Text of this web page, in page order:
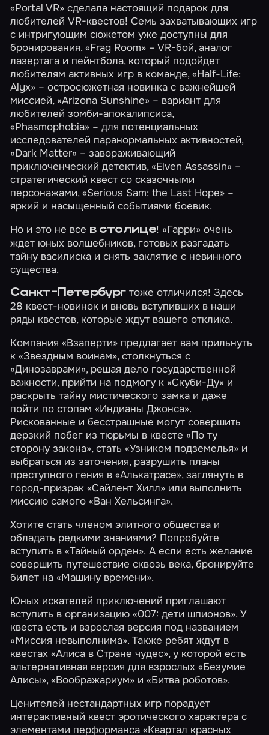
«Portal VR» сделала настоящий подарок для
любителей VR-квестов! Семь захватывающих игр
с интригующим сюжетом уже доступны для
бронирования.«Frag Room» – VR-бой, аналог
лазертага и пейнтбола, который подойдет
любителям активных игр в команде,«Half-Life:
Alyx» – остросюжетная новинка с важнейшей
миссией,«Arizona Sunshine» – вариант для
любителей зомби-апокалипсиса,
«Phasmophobia» – для потенциальных
исследователей паранормальных активностей,
«Dark Matter» – завораживающий
приключенческий детектив,«Elven Assassin» –
стратегический квест со сказочными
персонажами,«Serious Sam: the Last Hope» –
яркий и насыщенный событиями боевик.
Но и это не все в столице!«Гарри» очень
ждет юных волшебников, готовых разгадать
тайну василиска и снять заклятие с невинного
существа.
Санкт-Петербургтоже отличился! Здесь
28 квест-новинок и вновь вступивших в наши
ряды квестов, которые ждут вашего отклика.
Компания «Взаперти» предлагает вам прильнуть
к«Звездным воинам», столкнуться с
«Динозаврами», решая дело государственной
важности, прийти на подмогу к«Скуби-Ду» и
раскрыть тайну мистического замка и даже
пойти по стопам«Индианы Джонса».
Рискованные и бесстрашные могут совершить
дерзкий побег из тюрьмы в квесте«По ту
сторону закона», стать«Узником подземелья» и
выбраться из заточения, разрушить планы
преступного гения в«Алькатрасе», заглянуть в
город-призрак«Сайлент Хилл» или выполнить
миссию самого«Ван Хельсинга».
Хотите стать членом элитного общества и
обладать редкими знаниями? Попробуйте
вступить в«Тайный орден». А если есть желание
совершить путешествие сквозь века, бронируйте
билет на«Машину времени».
Юных искателей приключений приглашают
вступить в организацию«007: дети шпионов». У
квеста есть и взрослая версия под названием
«Миссия невыполнима». Также ребят ждут в
квестах«Алиса в Стране чудес», у которой есть
альтернативная версия для взрослых«Безумие
Алисы»,«Воображариум» и«Битва роботов».
Ценителей нестандартных игр порадует
интерактивный квест эротического характера с
элементами перформанса«Квартал красных